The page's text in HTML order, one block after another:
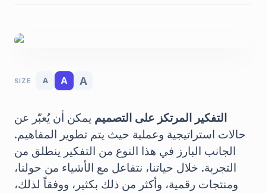
SIZE A A A
التفكير المرتكز على التصميم يمكن أن يُعبّر عن
حالات استراتيجية وعملية حيث يتم تطوير المفاهيم.
الجانب البارز في هذا النوع من التفكير ينطلق من
التجربة. خلال حياتنا، نتفاعل مع الأشياء من حولنا،
ومنتجات رقمية، وأكثر من ذلك بكثير، ووفقاً لذلك،